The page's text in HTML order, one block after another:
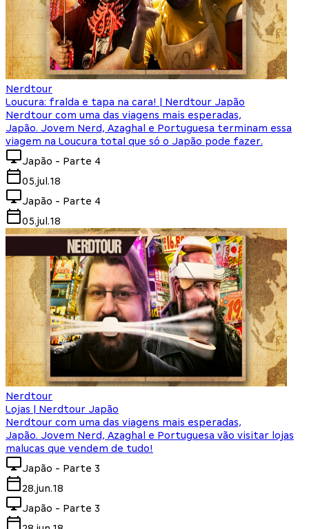
Nerdtour
Loucura: fralda e tapa na cara! | Nerdtour Japão
Nerdtour com uma das viagens mais esperadas,
Japão. Jovem Nerd, Azaghal e Portuguesa terminam essa
viagem na Loucura total que só o Japão pode fazer.
Japão - Parte 4
05.jul.18
Japão - Parte 4
05.jul.18
Nerdtour
Lojas | Nerdtour Japão
Nerdtour com uma das viagens mais esperadas,
Japão. Jovem Nerd, Azaghal e Portuguesa vão visitar lojas
malucas que vendem de tudo!
Japão - Parte 3
28.jun.18
Japão - Parte 3